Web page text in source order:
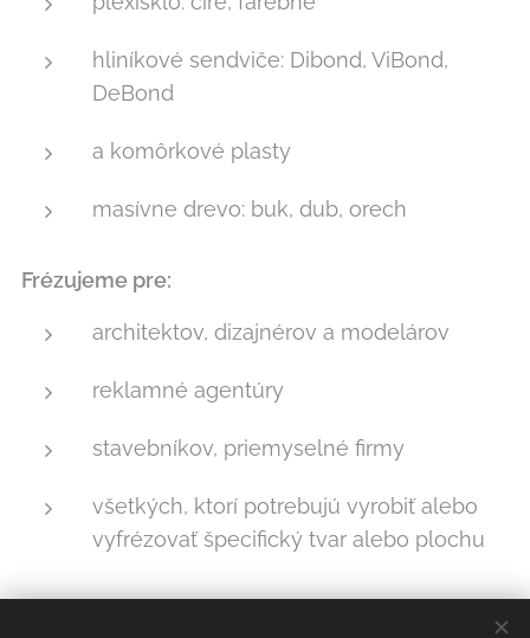
hliníkové sendviče: Dibond, ViBond,
DeBond
a komôrkové plasty
masívne drevo: buk, dub, orech
Frézujeme pre:
architektov, dizajnérov a modelárov
reklamné agentúry
stavebníkov, priemyselné firmy
všetkých, ktorí potrebujú vyrobiť alebo
vyfrézovať špecifický tvar alebo plochu